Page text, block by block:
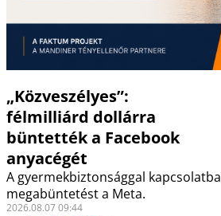
„Közveszélyes”:
félmilliárd dollárra
büntették a Facebook
anyacégét
A gyermekbiztonsággal
megabüntetést a Meta.
2026.08.07 09:44